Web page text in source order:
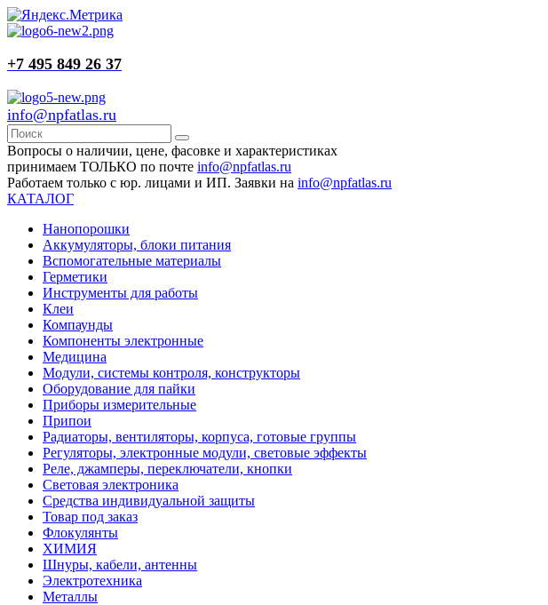
+7 495 849 26 37
info@npfatlas.ru
Вопросы о наличии, цене, фасовке и характеристиках
принимаем ТОЛЬКО по почте info@npfatlas.ru
Работаем только с юр. лицами и ИП. Заявки на info@npfatlas.ru
КАТАЛОГ
Нанопорошки
Аккумуляторы, блоки питания
Вспомогательные материалы
Герметики
Инструменты для работы
Клеи
Компаунды
Компоненты электронные
Медицина
Модули, системы контроля, конструкторы
Оборудование для пайки
Приборы измерительные
Припои
Радиаторы, вентиляторы, корпуса, готовые группы
Регуляторы, электронные модули, световые эффекты
Реле, джамперы, переключатели, кнопки
Световая электроника
Средства индивидуальной защиты
Товар под заказ
Флокулянты
ХИМИЯ
Шнуры, кабели, антенны
Электротехника
Металлы